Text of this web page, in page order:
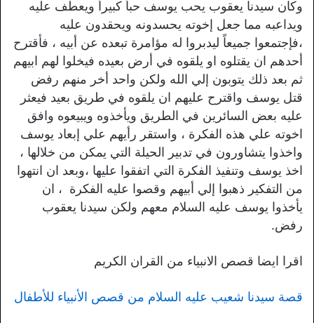
وكان سيدنا يعقوب يحب يوسف حباً كبيراً ويعطف عليه
ويداعبه مما جعل إخوته يحسدونه ويحقدون عليه
،فإجتمعوا جميعاً ليدبروا له مؤامرة تبعده عن أبيه ، فأقترح
أحدهم ان يقتلوه او يلقوه في أرض بعيده فيخلوا لهم ابيهم
ثم بعد ذلك يتوبون إلي الله ولكن واحد أخر منهم رفض
قتل يوسف واقترح عليهم ان يلقوه في طريق بعيد فيعثر
عليه بعض السائرين في الطريق ويأخذوه ويبيعوه وافق
اخوته علي هذه الفكرة ، واستقر رأيهم علي إبعاد يوسف
واخذوا يتشاورون في تدبير الحيلة التي يمكن من خلالها ،
اخذ يوسف وتنفيذ الفكرة التي اتفقوا عليها ،وبعد ان انتهوا
من التفكير ذهبوا إلي أبيهم وقصوا عليه الفكرة ، ان
يأخذوا يوسف عليه السلام معهم ولكن سيدنا يعقوب
رفض.
اقرا ايضا قصص الانبياء من القران الكريم
قصة سيدنا شعيب عليه السلام من قصص الأنبياء للأطفال